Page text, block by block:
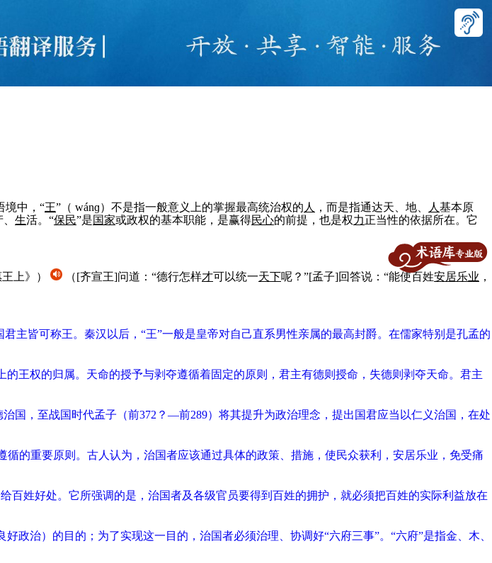
境中，“王”（ wánɡ）不是指一般意义上的掌握最高统治权的 人 ，而是指通达天、地、 人 基本原
生活。“保民”是国家或政权的基本职能，是赢得民心的前提，也是权力正当性的依据所在。它
上》） （[齐宣王]问道：“德行怎样才可以统一天下呢？”[孟子]回答说：“能使百姓安居乐业 ，
主皆可称王。秦汉以后，“王”一般是皇帝对自己直系男性亲属的最高封爵。在儒家特别是孔孟的
王权的归属。天命的授予与剥夺遵循着固定的原则，君主有德则授命，失德则剥夺天命。君主
国，至战国时代孟子（前372？—前289）将其提升为政治理念，提出国君应当以仁义治国，在处
的重要原则。古人认为，治国者应该通过具体的政策、措施，使民众获利，安居乐业，免受痛
百姓好处。它所强调的是，治国者及各级官员要得到百姓的拥护，就必须把百姓的实际利益放在
政治）的目的；为了实现这一目的，治国者必须治理、协调好“六府三事”。“六府”是指金、木、